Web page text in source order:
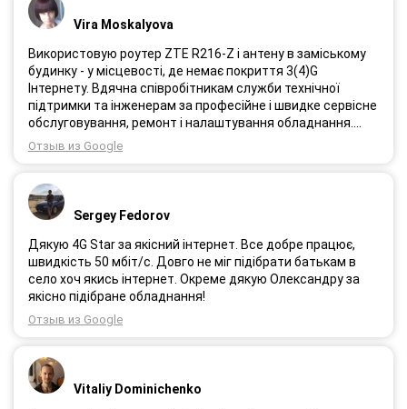
Vira Moskalyova
Використовую роутер ZTE R216-Z і антену в заміському
будинку - у місцевості, де немає покриття 3(4)G
Інтернету. Вдячна співробітникам служби технічної
підтримки та інженерам за професійне і швидке сервісне
обслуговування, ремонт і налаштування обладнання.
Через 3 роки після покупки я не шкодую про прийняте
тоді рішення придбати обладнання в компанії 3G star
Отзыв из Google
Sergey Fedorov
Дякую 4G Star за якісний інтернет. Все добре працює,
швидкість 50 мбіт/с. Довго не міг підібрати батькам в
село хоч якись інтернет. Окреме дякую Олександру за
якісно підібране обладнання!
Отзыв из Google
Vitaliy Dominichenko